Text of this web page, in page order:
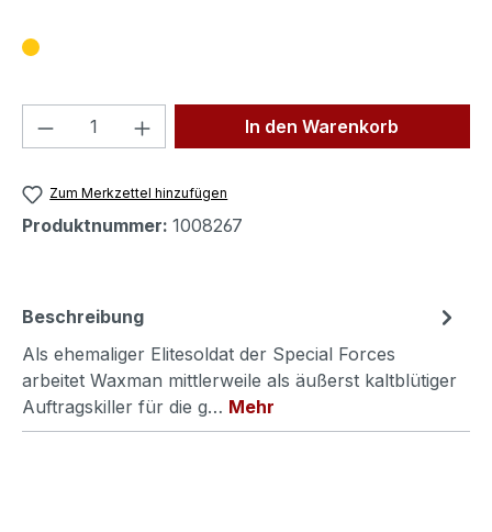
Produkt Anzahl: Gib denIn den Warenkorb
Zum Merkzettel hinzufügen
Produktnummer: 1008267
Beschreibung
Als ehemaliger Elitesoldat der Special Forces
arbeitet Waxman mittlerweile als äußerst kaltblütiger
Auftragskiller für die g… Mehr